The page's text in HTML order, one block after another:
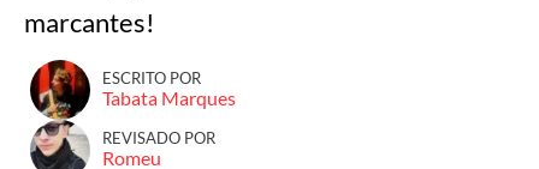
marcantes!
ESCRITO POR
Tabata Marques
REVISADO POR
Romeu